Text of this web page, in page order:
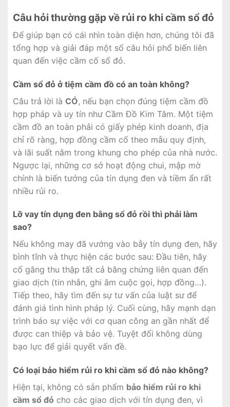
Câu hỏi thường gặp về rủi ro khi cầm sổ đỏ
Để giúp bạn có cái nhìn toàn diện hơn, chúng tôi đã
tổng hợp và giải đáp một số câu hỏi phổ biến liên
quan đến việc cầm cố sổ đỏ.
Cầm sổ đỏ ở tiệm cầm đồ có an toàn không?
Câu trả lời là CÓ, nếu bạn chọn đúng tiệm cầm đồ
hợp pháp và uy tín như Cầm Đồ Kim Tâm. Một tiệm
cầm đồ an toàn phải có giấy phép kinh doanh, địa
chỉ rõ ràng, hợp đồng cầm cố theo mẫu quy định,
và lãi suất nằm trong khung cho phép của nhà nước.
Ngược lại, những cơ sở hoạt động chui, mập mờ
chính là biến tướng của tín dụng đen và tiềm ẩn rất
nhiều rủi ro.
Lỡ vay tín dụng đen bằng sổ đỏ rồi thì phải làm
sao?
Nếu không may đã vướng vào bẫy tín dụng đen, hãy
bình tĩnh và thực hiện các bước sau: Đầu tiên, hãy
cố gắng thu thập tất cả bằng chứng liên quan đến
giao dịch (tin nhắn, ghi âm cuộc gọi, hợp đồng…).
Tiếp theo, hãy tìm đến sự tư vấn của luật sư để
đánh giá tình hình pháp lý. Cuối cùng, hãy mạnh dạn
trình báo sự việc với cơ quan công an gần nhất để
được can thiệp và bảo vệ. Tuyệt đối không dùng
bạo lực để giải quyết vấn đề.
Có loại bảo hiểm rủi ro khi cầm sổ đỏ nào không?
Hiện tại, không có sản phẩm bảo hiểm rủi ro khi
cầm sổ đỏ cho các giao dịch với tín dụng đen, vì